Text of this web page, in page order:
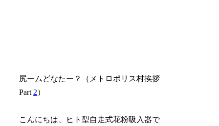
尻ームどなたー？（メトロポリス村挨拶
Part 2）
こんにちは、ヒト型自走式花粉吸入器で